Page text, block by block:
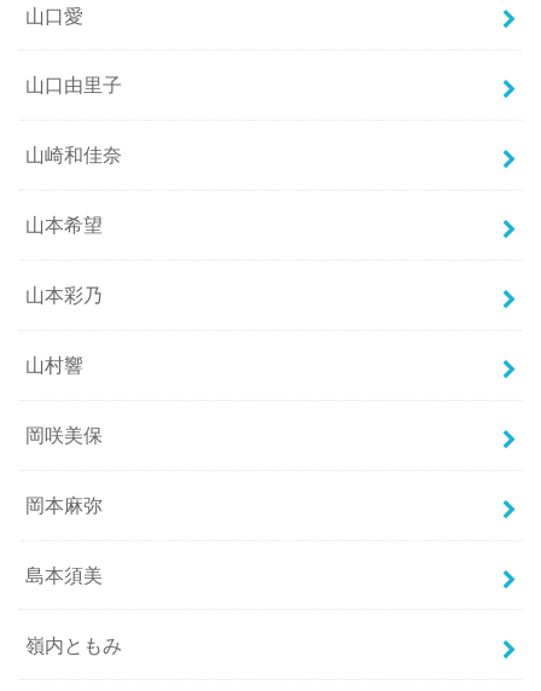
山口愛
山口由里子
山崎和佳奈
山本希望
山本彩乃
山村響
岡咲美保
岡本麻弥
島本須美
嶺内ともみ